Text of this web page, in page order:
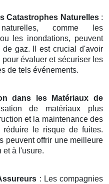
Catastrophes Naturelles:
comme les
les inondations, peuvent
gaz. Il est crucial d'avoir
évaluer et sécuriser les
de tels événements.
dans les Matériaux de
de matériaux plus
et la maintenance des
le risque de fuites.
peuvent offrir une meilleure
et à l'usure.
: Les compagnies